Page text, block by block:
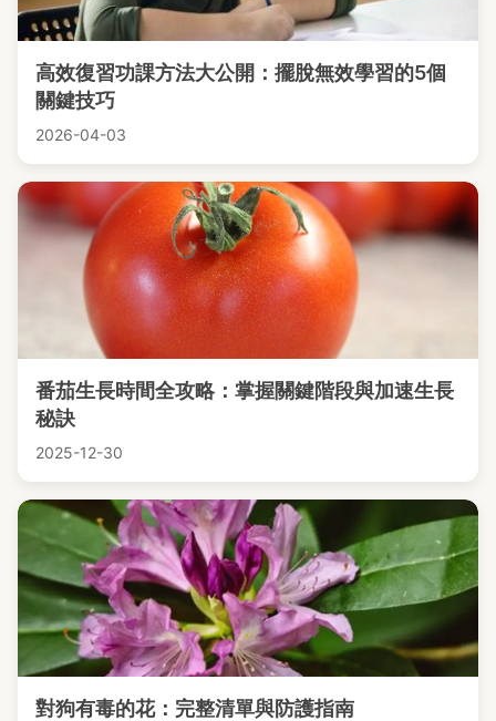
高效復習功課方法大公開：擺脫無效學習的5個
關鍵技巧
2026-04-03
番茄生長時間全攻略：掌握關鍵階段與加速生長
秘訣
2025-12-30
對狗有毒的花：完整清單與防護指南